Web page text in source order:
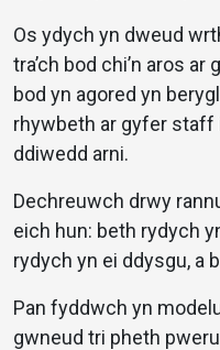
Os ydych yn dweud
tra’ch bod chi’n aros
bod yn agored yn
rhywbeth ar gyfer staff
ddiwedd arni.
Dechreuwch drwy
eich hun: beth rydych
rydych yn ei ddysgu, a
Pan fyddwch yn
gwneud tri pheth